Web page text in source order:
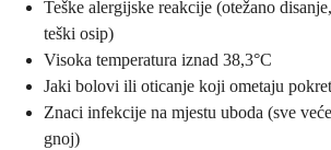
Teške alergijske reakcije (otežano
teški osip)
Visoka temperatura iznad 38,3°C
Jaki bolovi ili oticanje koji ometaju
Znaci infekcije na mjestu uboda (sve
gnoj)